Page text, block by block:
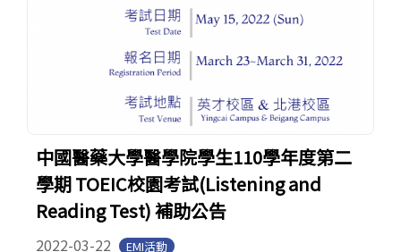
中國醫藥大學醫學院學生110學年度第二
學期 TOEIC校園考試(Listening and
Reading Test) 補助公告
2022-03-22 EMI活動